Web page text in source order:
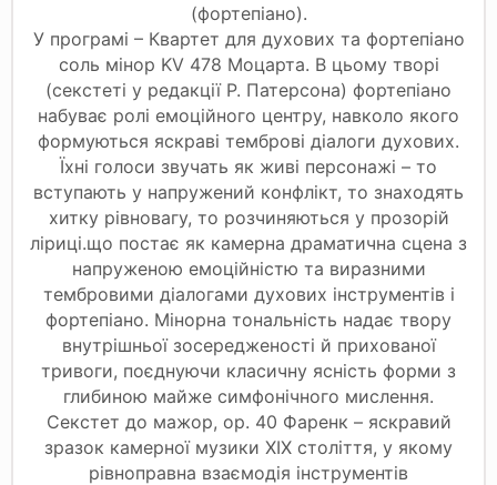
(фортепіано).
У програмі – Квартет для духових та фортепіано
соль мінор KV 478 Моцарта. В цьому творі
(секстеті у редакції Р. Патерсона) фортепіано
набуває ролі емоційного центру, навколо якого
формуються яскраві темброві діалоги духових.
Їхні голоси звучать як живі персонажі – то
вступають у напружений конфлікт, то знаходять
хитку рівновагу, то розчиняються у прозорій
ліриці.що постає як камерна драматична сцена з
напруженою емоційністю та виразними
тембровими діалогами духових інструментів і
фортепіано. Мінорна тональність надає твору
внутрішньої зосередженості й прихованої
тривоги, поєднуючи класичну ясність форми з
глибиною майже симфонічного мислення.
Секстет до мажор, op. 40 Фаренк – яскравий
зразок камерної музики ХІХ століття, у якому
рівноправна взаємодія інструментів